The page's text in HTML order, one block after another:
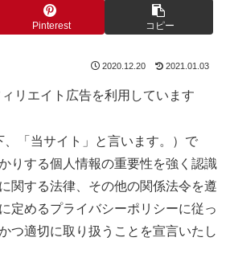
Pinterest コピー
2020.12.20 2021.01.03
リエイト広告を利用しています
、「当サイト」と言います。）で
りする個人情報の重要性を強く認識
関する法律、その他の関係法令を遵
定めるプライバシーポリシーに従っ
つ適切に取り扱うことを宣言いたし